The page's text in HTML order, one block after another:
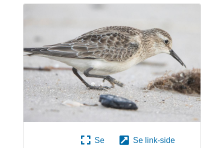
Se Se link-side